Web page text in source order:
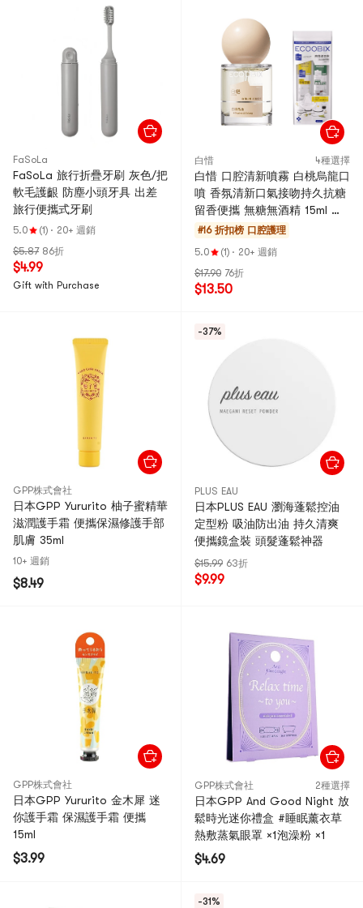
FaSoLa
FaSoLa 旅行折疊牙刷 灰色/把
軟毛護齦 防塵小頭牙具 出差
旅行便攜式牙刷
5.0 (1) · 20+ 週銷
$5.87 86折
$4.99
Gift with Purchase
白惜 4種選擇
白惜 口腔清新噴霧 白桃烏龍口
噴 香氛清新口氣接吻持久抗糖
留香便攜 無糖無酒精 15ml 贈
漱口水12ml*2
#16 折扣榜 口腔護理
5.0
(1) · 20+ 週銷
$17.90 76折
$13.50
GPP株式會社
日本GPP Yururito 柚子蜜精華
滋潤護手霜 便攜保濕修護手部
肌膚 35ml
10+ 週銷
$8.49
-37%
PLUS EAU
日本PLUS EAU 瀏海蓬鬆控油
定型粉 吸油防出油 持久清爽
便攜鏡盒裝 頭髮蓬鬆神器
$15.99 63折
$9.99
GPP株式會社
日本GPP Yururito 金木犀 迷
你護手霜 保濕護手霜 便攜
15ml
$3.99
GPP株式會社 2種選擇
日本GPP And Good Night 放
鬆時光迷你禮盒 #睡眠薰衣草
熱敷蒸氣眼罩 ×1泡澡粉 ×1
$4.69
-31%